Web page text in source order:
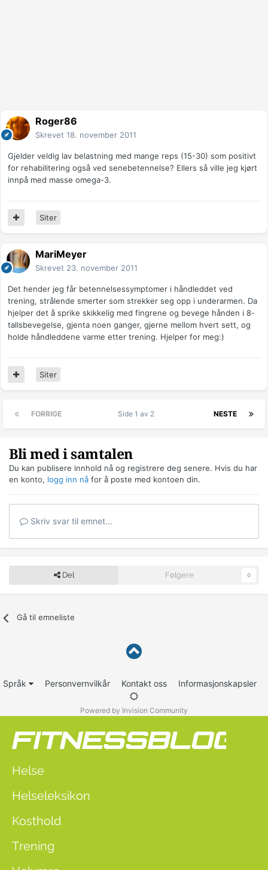
Roger86
Skrevet 18. november 2011
Gjelder veldig lav belastning med mange reps (15-30) som positivt
for rehabilitering også ved senebetennelse? Ellers så ville jeg kjørt
innpå med masse omega-3.
Siter
MariMeyer
Skrevet 23. november 2011
Det hender jeg får betennelsessymptomer i håndleddet ved
trening, strålende smerter som strekker seg opp i underarmen. Da
hjelper det å sprike skikkelig med fingrene og bevege hånden i 8-
tallsbevegelse, gjenta noen ganger, gjerne mellom hvert sett, og
holde håndleddene varme etter trening. Hjelper for meg:)
Siter
FORRIGE NESTE
Side 1 av 2
Bli med i samtalen
Du kan publisere innhold nå og registrere deg senere. Hvis du har
en konto, logg inn nå for å poste med kontoen din.
Skriv svar til emnet...
Del Følgere 0
Gå til emneliste
Språk Personvernvilkår Kontakt oss Informasjonskapsler
Powered by Invision Community
Helse
Helseleksikon
Kosthold
Trening